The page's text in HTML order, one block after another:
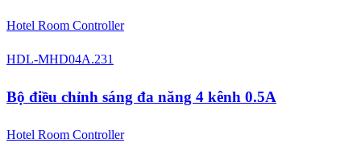
Hotel Room Controller
HDL-MHD04A.231
Bộ điều chỉnh sáng đa năng 4 kênh 0.5A
Hotel Room Controller